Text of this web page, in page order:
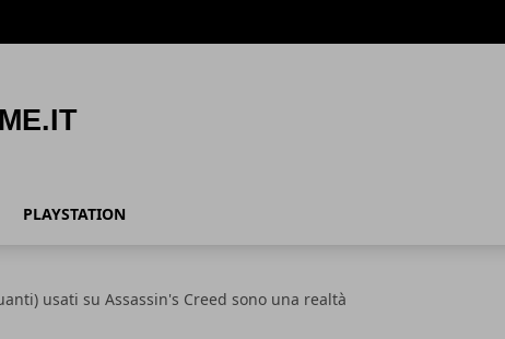
PLAYSTATION
usati su Assassin's Creed sono una realtà